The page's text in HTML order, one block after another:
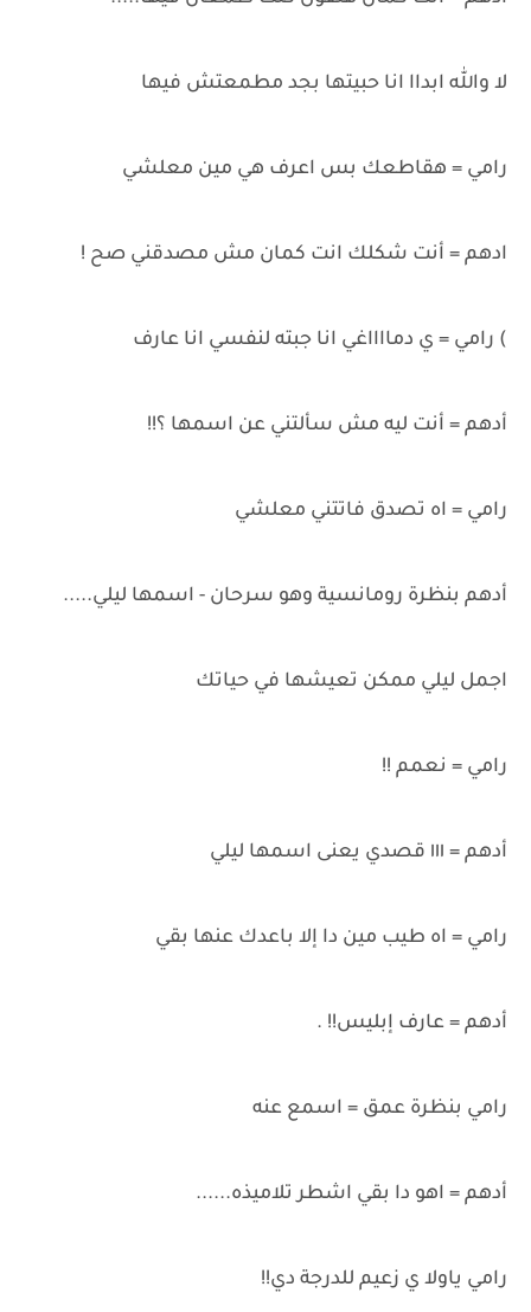
لا والله ابداا انا حبيتها بجد مطمعتش فيها
رامي = هقاطعك بس اعرف هي مين معلشي
ادهم = أنت شكلك انت كمان مش مصدقني صح !
) رامي = ي دمااااغي انا جبته لنفسي انا عارف
أدهم = أنت ليه مش سألتني عن اسمها ؟!!
رامي = اه تصدق فاتتني معلشي
أدهم بنظرة رومانسية وهو سرحان - اسمها ليلي.....
اجمل ليلي ممكن تعيشها في حياتك
رامي = نعمم !!
أدهم = ١١١ قصدي يعنى اسمها ليلي
رامي = اه طيب مين دا إلا باعدك عنها بقي
أدهم = عارف إبليس!! .
رامي بنظرة عمق = اسمع عنه
أدهم = اهو دا بقي اشطر تلاميذه......
رامي ياولا ي زعيم للدرجة دي!!